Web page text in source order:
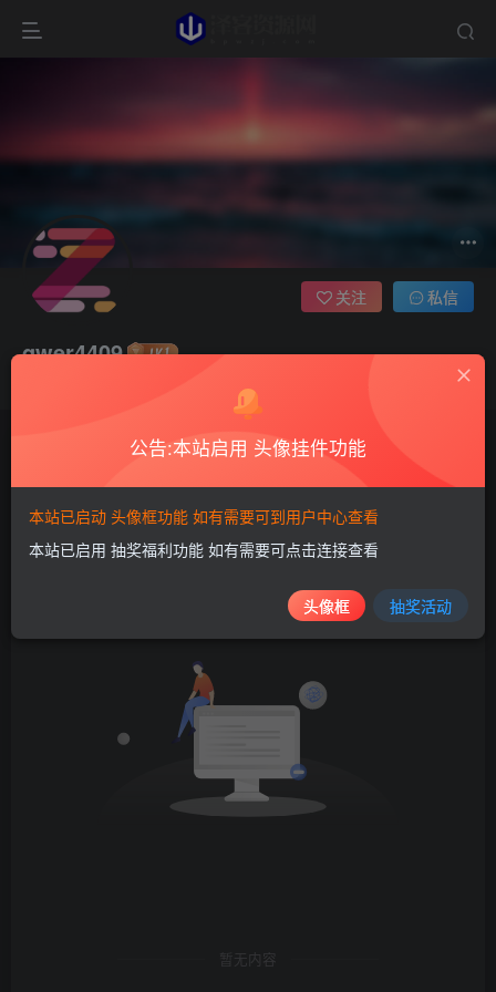
qwer4409
关注 私信
0 评论18 版块0 帖子0 粉丝
发布 0
暂无内容
公告:本站启用 头像挂件功能
本站已启动 头像框功能 如有需要可到用户中心查看
本站已启用 抽奖福利功能 如有需要可点击连接查看
头像框 抽奖活动